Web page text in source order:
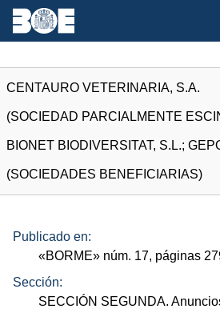
CENTAURO VETERINARIA, S.A.
(SOCIEDAD PARCIALMENTE
BIONET BIODIVERSITAT, S.L.;
(SOCIEDADES BENEFICIARIAS)
Publicado en:
«BORME» núm. 17, páginas
Sección:
SECCIÓN SEGUNDA.